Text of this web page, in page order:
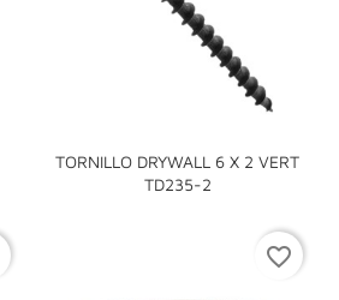
TORNILLO DRYWALL 6 X 2 VERT
TD235-2

favorite_border